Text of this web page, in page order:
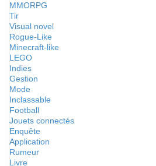
MMORPG
Tir
Visual novel
Rogue-Like
Minecraft-like
LEGO
Indies
Gestion
Mode
Inclassable
Football
Jouets connectés
Enquête
Application
Rumeur
Livre